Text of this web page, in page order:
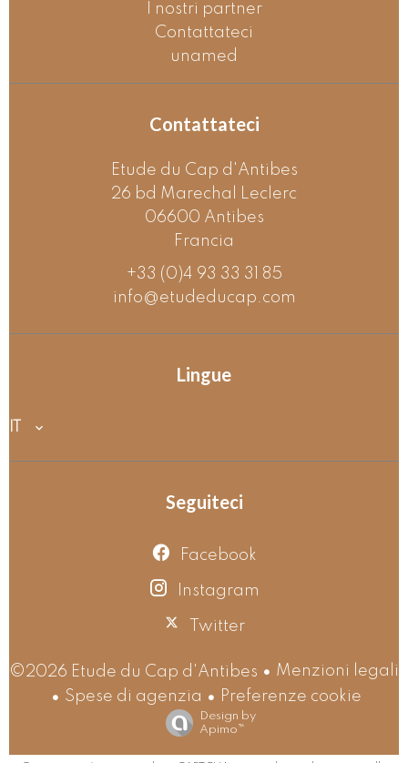
I nostri partner
Contattateci
unamed
Contattateci
Etude du Cap d'Antibes
26 bd Marechal Leclerc
06600 Antibes
Francia
+33 (0)4 93 33 31 85
info@etudeducap.com
Lingue
Seguiteci
Facebook
Instagram
Twitter
©2026 Etude du Cap d'Antibes
Menzioni legali
Spese di agenzia
Preferenze cookie
Design by
Apimo™